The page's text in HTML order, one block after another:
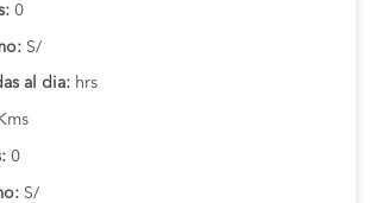
0
S/
al dia: hrs
0
S/